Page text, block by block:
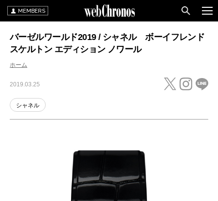
MEMBERS
バーゼルワールド2019 / シャネル ボーイフレンド
スケルトン エディション ノワール
ホーム
2019.03.25
シャネル